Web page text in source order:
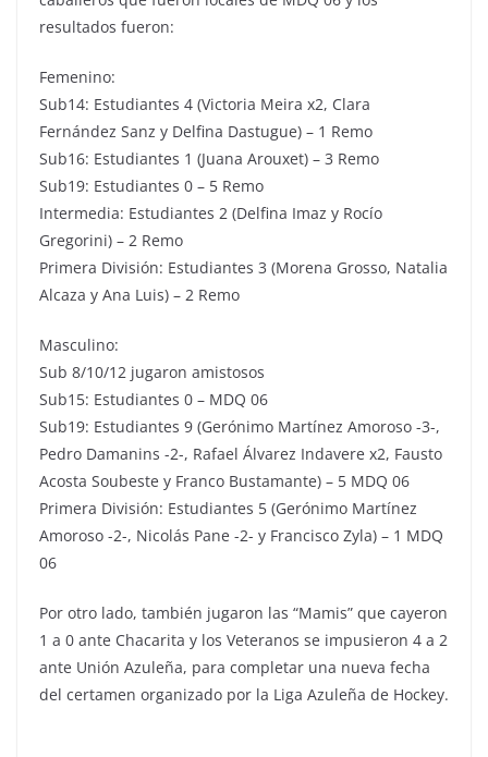
resultados fueron:
Femenino:
Sub14: Estudiantes 4 (Victoria Meira x2, Clara
Fernández Sanz y Delfina Dastugue) – 1 Remo
Sub16: Estudiantes 1 (Juana Arouxet) – 3 Remo
Sub19: Estudiantes 0 – 5 Remo
Intermedia: Estudiantes 2 (Delfina Imaz y Rocío
Gregorini) – 2 Remo
Primera División: Estudiantes 3 (Morena Grosso, Natalia
Alcaza y Ana Luis) – 2 Remo
Masculino:
Sub 8/10/12 jugaron amistosos
Sub15: Estudiantes 0 – MDQ 06
Sub19: Estudiantes 9 (Gerónimo Martínez Amoroso -3-,
Pedro Damanins -2-, Rafael Álvarez Indavere x2, Fausto
Acosta Soubeste y Franco Bustamante) – 5 MDQ 06
Primera División: Estudiantes 5 (Gerónimo Martínez
Amoroso -2-, Nicolás Pane -2- y Francisco Zyla) – 1 MDQ
06
Por otro lado, también jugaron las “Mamis” que cayeron
1 a 0 ante Chacarita y los Veteranos se impusieron 4 a 2
ante Unión Azuleña, para completar una nueva fecha
del certamen organizado por la Liga Azuleña de Hockey.